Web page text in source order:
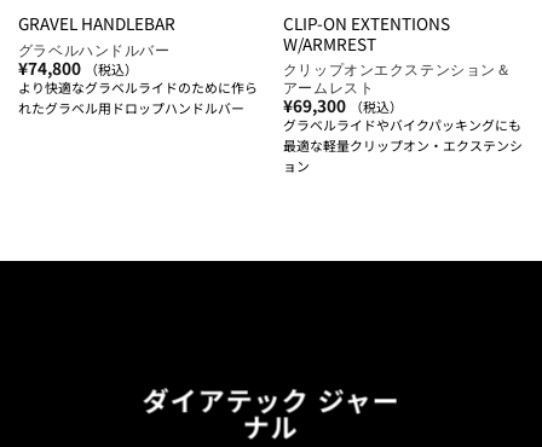
GRAVEL HANDLEBAR
グラベルハンドルバー
¥74,800
（税込）
より快適なグラベルライドのために作ら
れたグラベル用ドロップハンドルバー
CLIP-ON EXTENTIONS
W/ARMREST
クリップオンエクステンション＆
アームレスト
¥69,300
（税込）
グラベルライドやバイクパッキングにも
最適な軽量クリップオン・エクステンシ
ョン
ダイアテック ジャー
ナル